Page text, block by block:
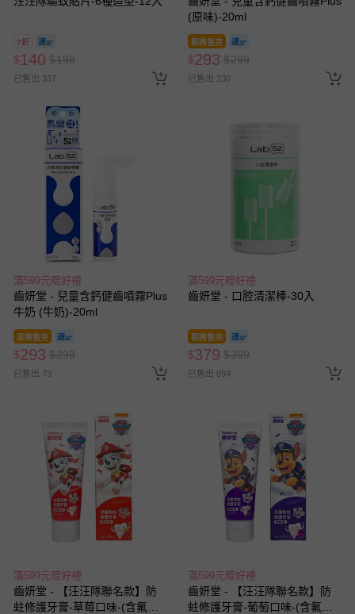
-接觸性孕哺產品（奶嘴、奶瓶、擠乳器、哺乳衣、托腹
-其他原廠盒裝商品封口處已貼上「不可拆封」，或具警
示字句等說明貼紙、封條者。
國際航空、客運、訂房等服務。
相關的退換貨辦理流程，可詳見：
其他常見問題：
運送服務：目前提供的運送僅限台灣本島。如您位於離島地
區，可能會無法配送，或須依據商品需加收離島運費。廠商
亦保留出貨與否的權利。離島、偏遠地區、樓層親送等加價
費用，可能會另需加收。
商品實際的配達日期，可於訂單個人資料內的查詢訂單內，
已出貨通知之訊息為主。
如您收到商品，請依正常流程檢查是否完好，若商品遇瑕疵
若您對於會員帳號、商品訂購與資訊、購物流程、付款方
式、折價券與購物金的使用、退貨及商品運送方式等有疑
媽咪愛客服中心
助取消退款事宜。
商品如因「價格、組合」等錯誤原因，導致無法安排出貨，
會主動以簡訊及mail通知訂單取消事宜，並將提供適當補
償。
7折
$140 $199
已售出 337
(原味)-20ml
即將售完
$293 $299
已售出 230
滿599元贈好禮
齒妍堂 - 兒童含鈣健齒噴霧Plus
牛奶 (牛奶)-20ml
即將售完
$293 $299
已售出 73
滿599元贈好禮
齒妍堂 - 口腔清潔棒-30入
即將售完
$379 $399
已售出 894
滿599元贈好禮
齒妍堂 - 【汪汪隊聯名款】防
蛀修護牙膏-草莓口味-(含氟，
滿599元贈好禮
齒妍堂 - 【汪汪隊聯名款】防
蛀修護牙膏-葡萄口味-(含氟，